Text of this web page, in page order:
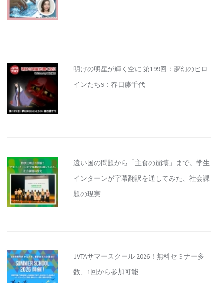
明けの明星が輝く空に 第199回：夢幻のヒロ
インたち9：春日藤千代
遠い国の問題から「主食の崩壊」まで。学生
インターンが字幕翻訳を通してみた、社会課
題の現実
JVTAサマースクール 2026！無料セミナー多
数、1回から参加可能